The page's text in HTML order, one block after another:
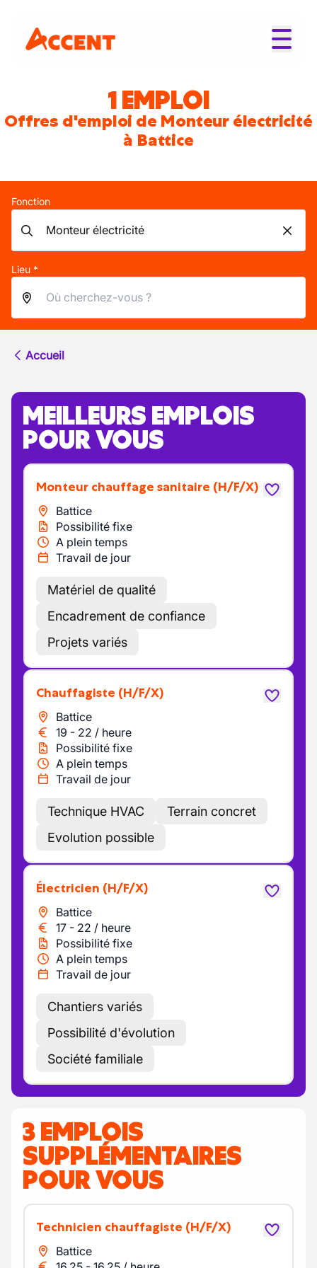
1 EMPLOI
Offres d'emploi de Monteur électricité
à Battice
Fonction
Lieu *
Accueil
MEILLEURS EMPLOIS
POUR VOUS
Monteur chauffage sanitaire (H/F/X)
Battice
Possibilité fixe
A plein temps
Travail de jour
Matériel de qualité
Encadrement de confiance
Projets variés
Chauffagiste (H/F/X)
Battice
19 - 22 / heure
Possibilité fixe
A plein temps
Travail de jour
Technique HVAC
Terrain concret
Evolution possible
Électricien (H/F/X)
Battice
17 - 22 / heure
Possibilité fixe
A plein temps
Travail de jour
Chantiers variés
Possibilité d'évolution
Société familiale
3 EMPLOIS
SUPPLÉMENTAIRES
POUR VOUS
Technicien chauffagiste (H/F/X)
Battice